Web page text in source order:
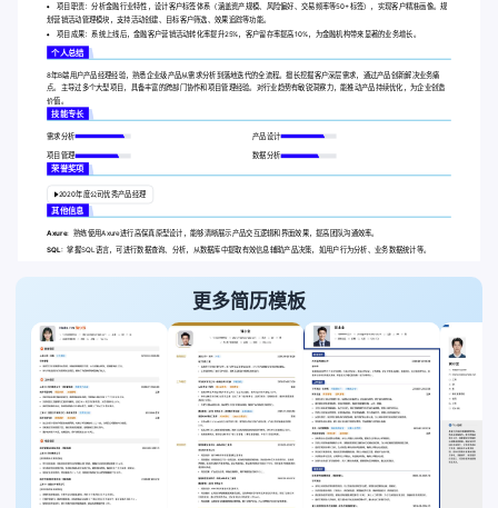
项目职责：分析金融行业特性，设计客户标签体系（涵盖资产规模、风险偏好、交易频率等50+标签），实现客户精准画像。规
划营销活动管理模块，支持活动创建、目标客户筛选、效果追踪等功能。
项目成果：系统上线后，金融客户营销活动转化率提升25%，客户留存率提高10%，为金融机构带来显著的业务增长。
个人总结
8年B端用户产品经理经验，熟悉企业级产品从需求分析到落地迭代的全流程。擅长挖掘客户深层需求，通过产品创新解决业务痛
点。主导过多个大型项目，具备丰富的跨部门协作和项目管理经验。对行业趋势有敏锐洞察力，能推动产品持续优化，为企业创造
价值。
技能专长
需求分析 产品设计
项目管理 数据分析
荣誉奖项
2020年度公司优秀产品经理
其他信息
Axure: 熟练使用Axure进行高保真原型设计，能够清晰展示产品交互逻辑和界面效果，提高团队沟通效率。
SQL: 掌握SQL语言，可进行数据查询、分析，从数据库中提取有效信息辅助产品决策，如用户行为分析、业务数据统计等。
更多简历模板